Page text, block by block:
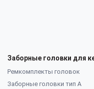
Заборные головки для
Ремкомплекты головок
Заборные головки тип А